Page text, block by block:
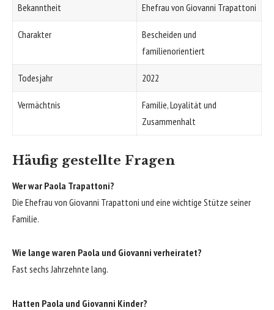
Bekanntheit Ehefrau von Giovanni Trapattoni
Charakter
Bescheiden und
familienorientiert
Todesjahr 2022
Vermächtnis
Familie, Loyalität und
Zusammenhalt
Häufig gestellte Fragen
Wer war Paola Trapattoni?
Die Ehefrau von Giovanni Trapattoni und eine wichtige Stütze seiner
Familie.
Wie lange waren Paola und Giovanni verheiratet?
Fast sechs Jahrzehnte lang.
Hatten Paola und Giovanni Kinder?